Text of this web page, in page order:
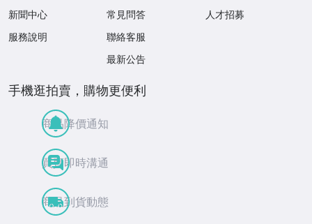
新聞中心
服務說明
常見問答
聯絡客服
最新公告
人才招募
手機逛拍賣，購物更便利
商品降價通知
買賣即時溝通
商品到貨動態